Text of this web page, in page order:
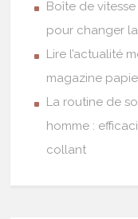
Boîte de
pour changer
Lire l’actualité
magazine
La routine de
homme :
collant